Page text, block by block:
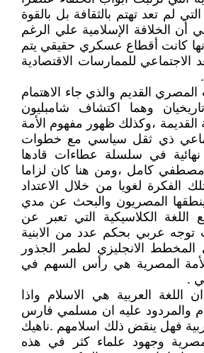
لم تعد تهتم بالثقافة بل بالقوة
أن الخلافة الإسلامية علي الرغم
انها كانت أقطاع عسكري حقيقي يتم
الاجتماعي للممارسات الاقتصادية
المصري القديم والذي جاء الاهتمام
وهما اكتشاف شامبليون
القديمة ،وكذلك ظهور مفهوم الأمة
ذي ثقل سياسي مع خطوات
في سلسلة عطاءات قادها
كامل ،ومن هنا كان لزاما
الفكرة لغويا من خلال الاعتداد
ينطقها المصريون والبحث عن مدي
اللغة الكلاسيكية التي تعبر عن
توجه عربي بحكم عدد من الابنية
المخطط الانجليزي لطمر الجذور
المصرية هي رأس السهم في
.
العربية هي الاسلام واذا
عليه ان مسلمي فارس
فهل ينقض ذلك اسلامهم .ناهيك
وجهود علماء كثر في هذه